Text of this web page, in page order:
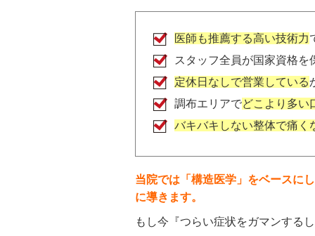
医師も推薦する高い技術力
スタッフ全員が国家資格を
定休日なしで営業している
調布エリアでどこより多い
バキバキしない整体で痛く
当院では「構造医学」をベースに
に導きます。
もし今『つらい症状をガマンする